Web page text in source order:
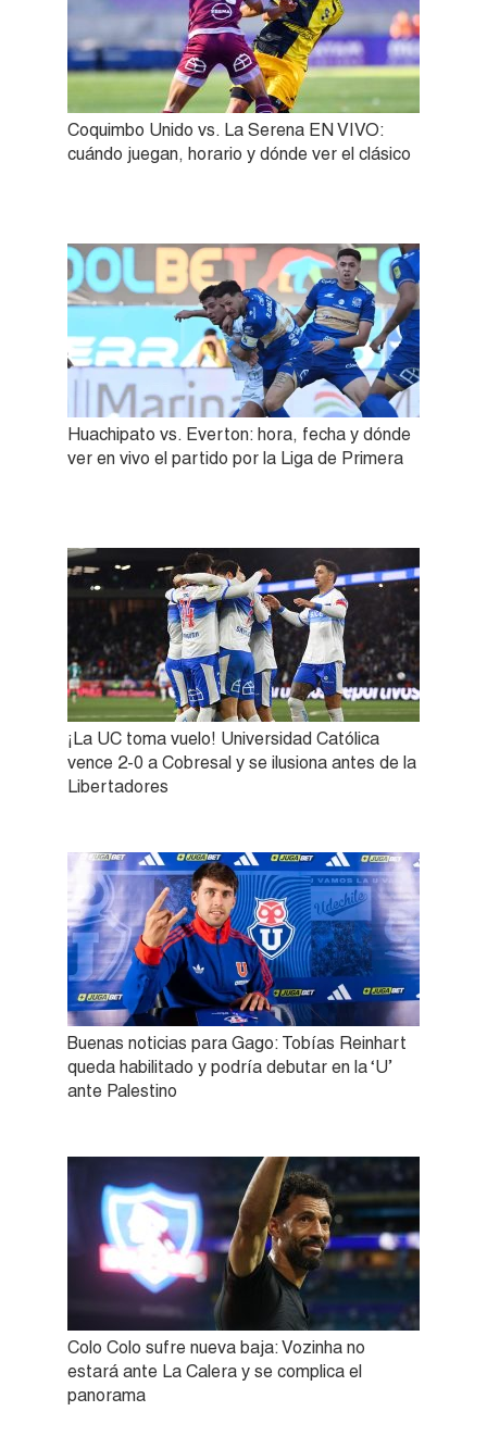
Coquimbo Unido vs. La Serena EN VIVO:
cuándo juegan, horario y dónde ver el clásico
Huachipato vs. Everton: hora, fecha y dónde
ver en vivo el partido por la Liga de Primera
¡La UC toma vuelo! Universidad Católica
vence 2-0 a Cobresal y se ilusiona antes de la
Libertadores
Buenas noticias para Gago: Tobías Reinhart
queda habilitado y podría debutar en la ‘U’
ante Palestino
Colo Colo sufre nueva baja: Vozinha no
estará ante La Calera y se complica el
panorama